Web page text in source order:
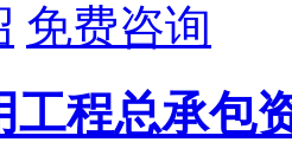
免费咨询
工程总承包